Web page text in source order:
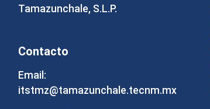
Tamazunchale, S.L.P.
Contacto
Email:
itstmz@tamazunchale.tecnm.mx